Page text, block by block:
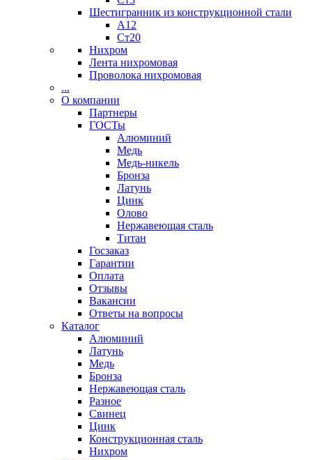
Шестигранник из конструкционной стали
А12
Ст20
Нихром
Лента нихромовая
Проволока нихромовая
...
О компании
Партнеры
ГОСТы
Алюминий
Медь
Медь-никель
Бронза
Латунь
Цинк
Олово
Нержавеющая сталь
Титан
Госзаказ
Гарантии
Оплата
Отзывы
Вакансии
Ответы на вопросы
Каталог
Алюминий
Латунь
Медь
Бронза
Нержавеющая сталь
Разное
Свинец
Цинк
Конструкционная сталь
Нихром